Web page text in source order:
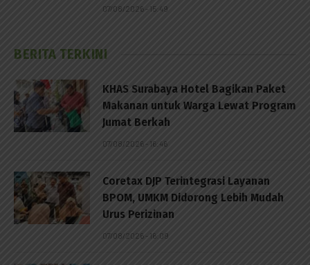
07/08/2026 - 15:49
BERITA TERKINI
KHAS Surabaya Hotel Bagikan Paket
Makanan untuk Warga Lewat Program
Jumat Berkah
07/08/2026 - 16:46
Coretax DJP Terintegrasi Layanan
BPOM, UMKM Didorong Lebih Mudah
Urus Perizinan
07/08/2026 - 16:09